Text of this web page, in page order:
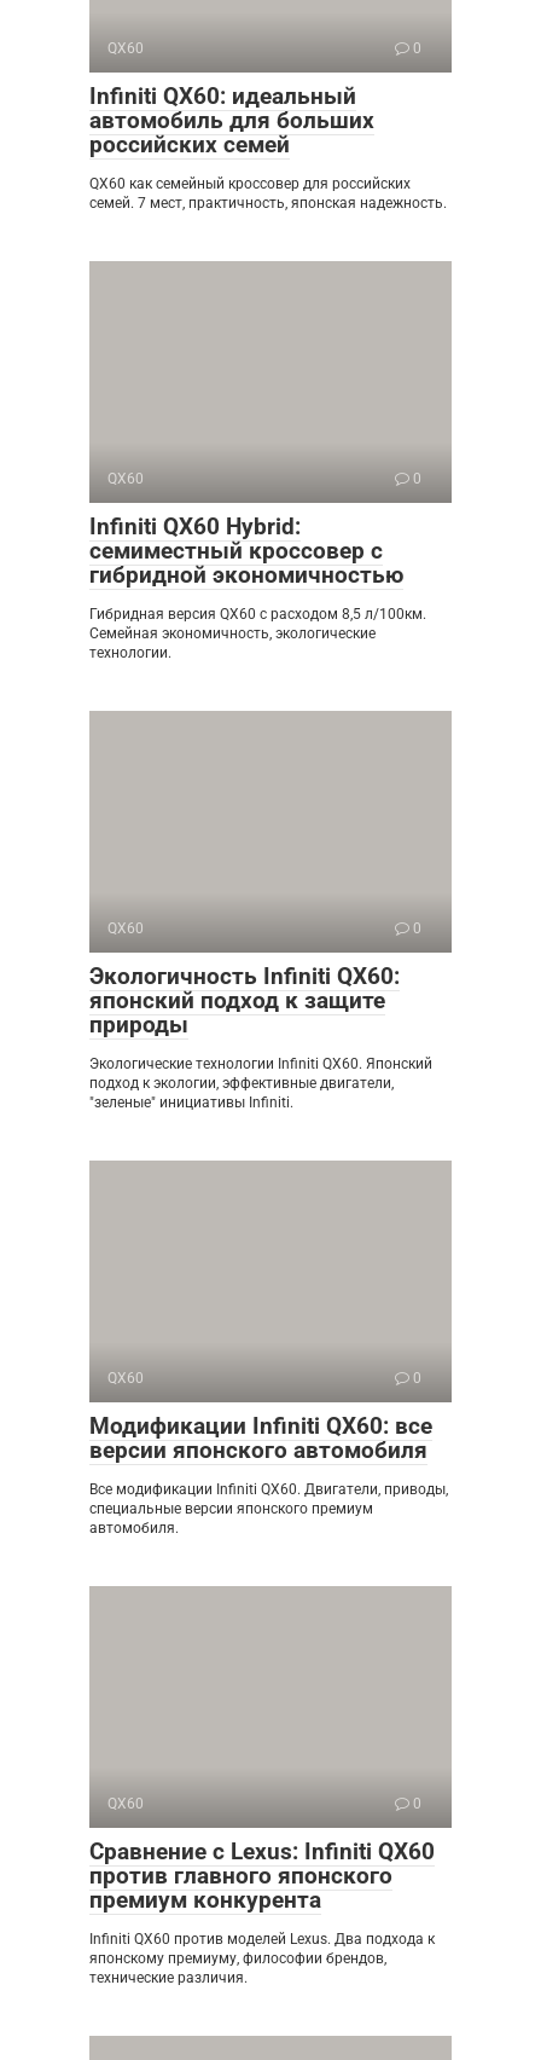
QX60 0
Infiniti QX60: идеальный
автомобиль для больших
российских семей
QX60 как семейный кроссовер для российских
семей. 7 мест, практичность, японская надежность.
QX60 0
Infiniti QX60 Hybrid:
семиместный кроссовер с
гибридной экономичностью
Гибридная версия QX60 с расходом 8,5 л/100км.
Семейная экономичность, экологические
технологии.
QX60 0
Экологичность Infiniti QX60:
японский подход к защите
природы
Экологические технологии Infiniti QX60. Японский
подход к экологии, эффективные двигатели,
"зеленые" инициативы Infiniti.
QX60 0
Модификации Infiniti QX60: все
версии японского автомобиля
Все модификации Infiniti QX60. Двигатели, приводы,
специальные версии японского премиум
автомобиля.
QX60 0
Сравнение с Lexus: Infiniti QX60
против главного японского
премиум конкурента
Infiniti QX60 против моделей Lexus. Два подхода к
японскому премиуму, философии брендов,
технические различия.